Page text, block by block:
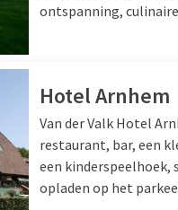
ontspanning,
Hotel Arnhem
Van der Valk Hotel
restaurant, bar, een
een kinderspeelhoek,
opladen op het